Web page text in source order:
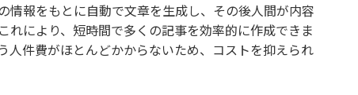
情報をもとに自動で文章を生成し、その後人間が内容
れにより、短時間で多くの記事を効率的に作成できま
人件費がほとんどかからないため、コストを抑えられ